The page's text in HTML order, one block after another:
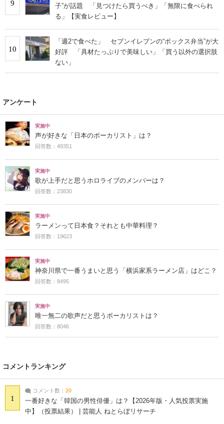
9
子”が話題 「見つけたら買うべき」「無限に食べられ
る」【実食レビュー】
10
「週2で食べた」 セブンイレブンの“ボックス弁当”が大
好評 「具材たっぷりで美味しい」「買う以外の選択肢
ない」
アンケート
実施中
声が好きな「日本のボーカリスト」は？
回答数：49351
実施中
歌が上手だと思うホロライブのメンバーは？
回答数：23830
実施中
ラーメンって日本食？それとも中華料理？
回答数：19623
実施中
神奈川県で一番うまいと思う「横浜家系ラーメン店」はどこ？
回答数：8495
実施中
唯一無二の歌声だと思うボーカリストは？
回答数：8046
コメントランキング
1
コメント数： 20
一番好きな「韓国の男性俳優」は？【2026年版・人気投票実施
中】（投票結果） | 芸能人 ねとらぼリサーチ